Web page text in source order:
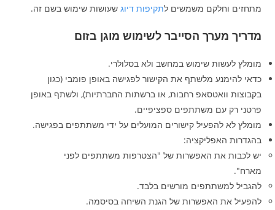
מתחזים וחלקם משמשים לתקיפות דיוגשעושות שימוש בשם זה.
מדריך מערך הסייבר לשימוש מוגן בזום
מומלץ לעשות שימוש במחשב ולא בסלולרי.
כדאי להימנע מלשתף את הקישור לפגישה באופן פומבי (כגון
בקבוצות וואטסאפ רחבות, או ברשתות החברתיות), ולשתף באופן
פרטני רק עם משתתפים ספציפיים.
מומלץ לא להפעיל קישורים המועלים על ידי משתתפים בפגישה.
בהגדרות האפליקציה:
יש לכבות את האפשרות של "הצטרפות משתתפים לפני
מארח".
להגביל למשתתפים מורשים בלבד.
להפעיל את האפשרות של הגנת השיחה בסיסמה.